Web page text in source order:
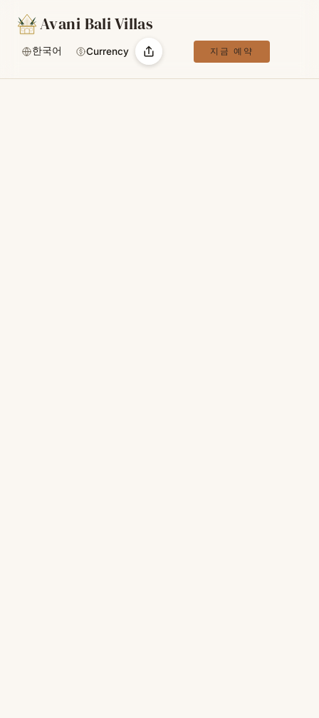
Avani Bali Villas
한국어 Currency 지금 예약